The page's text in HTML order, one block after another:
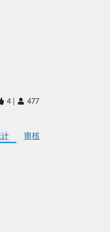
4 477
审核